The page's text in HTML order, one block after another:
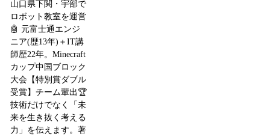
山口県下関・宇部で
ロボット教室を運営
🤖 元富士通エンジ
ニア(歴13年)＋IT講
師歴22年。Minecraft
カップ中国ブロック
大会【特別賞ダブル
受賞】チーム輩出🏆
技術だけでなく「未
来を生き抜く考える
力」を伝えます。著